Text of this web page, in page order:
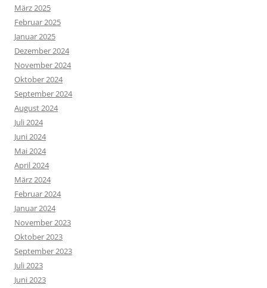
März 2025
Februar 2025
Januar 2025
Dezember 2024
November 2024
Oktober 2024
September 2024
August 2024
Juli 2024
Juni 2024
Mai 2024
April 2024
März 2024
Februar 2024
Januar 2024
November 2023
Oktober 2023
September 2023
Juli 2023
Juni 2023